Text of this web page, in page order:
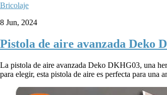
Bricolaje
8 Jun, 2024
Pistola de aire avanzada Deko
La pistola de aire avanzada Deko DKHG03, una
para elegir, esta pistola de aire es perfecta para una